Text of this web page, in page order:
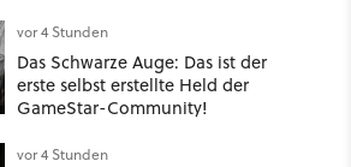
vor 4 Stunden
Das Schwarze Auge: Das ist der
erste selbst erstellte Held der
GameStar-Community!
vor 4 Stunden